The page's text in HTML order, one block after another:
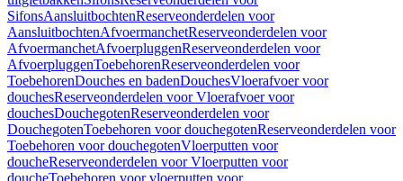
SifonsAansluitbochtenReserveonderdelen voor
AansluitbochtenAfvoermanchetReserveonderdelen voor
AfvoermanchetAfvoerpluggenReserveonderdelen voor
AfvoerpluggenToebehorenReserveonderdelen voor
ToebehorenDouches en badenDouchesVloerafvoer voor
douchesReserveonderdelen voor Vloerafvoer voor
douchesDouchegotenReserveonderdelen voor
DouchegotenToebehoren voor douchegotenReserveonderdelen voor
Toebehoren voor douchegotenVloerputten voor
doucheReserveonderdelen voor Vloerputten voor
doucheToebehoren voor vloerputten voor